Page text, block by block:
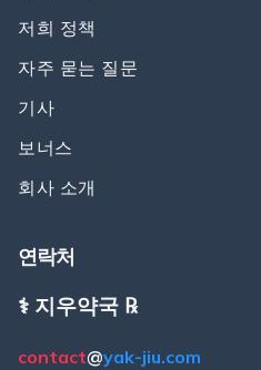
저희 정책
자주 묻는 질문
기사
보너스
회사 소개
연락처
⚕️ 지우약국 ℞
contact@yak-jiu.com